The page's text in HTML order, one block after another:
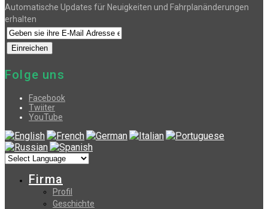
Automatische Updates für Neuigkeiten und Fahrplanänderungen
erhalten
Folge uns
Facebook
Twiiter
YouTube
Firma
Profil
Geschichte